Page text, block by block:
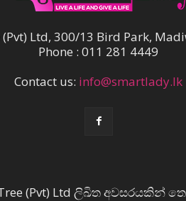
(Pvt) Ltd, 300/13 Bird Park,
Phone : 011 281 4449
Contact us: info@smartlady.lk
(Pvt) Ltd ලිඛිත අවසරයකින්